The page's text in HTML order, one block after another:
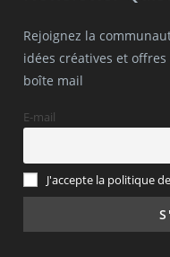
Rejoignez la
idées créatives et
boîte mail
E-mail
J'accepte la politique